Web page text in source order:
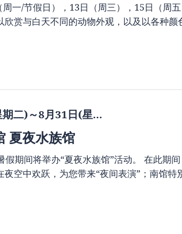
一/节假日），13日（周三），15日（周
欣赏与白天不同的动物外观，以及以各种
二)～8月31日(星…
夏夜水族馆
假期间将举办“夏夜水族馆”活动。 在此期
空中欢跃，为您带来“夜间表演”；南馆